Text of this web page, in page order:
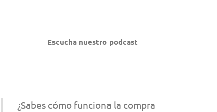
Escucha nuestro podcast
¿Sabes cómo funciona la compra